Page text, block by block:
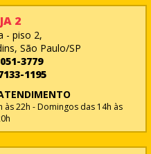
2
- piso 2,
São Paulo/SP
3779
1195
às 22h - Domingos das 14h às